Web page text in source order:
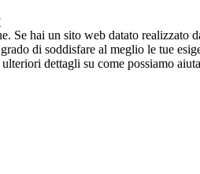
hai un sito web datato realizzato
di soddisfare al meglio le tue
dettagli su come possiamo